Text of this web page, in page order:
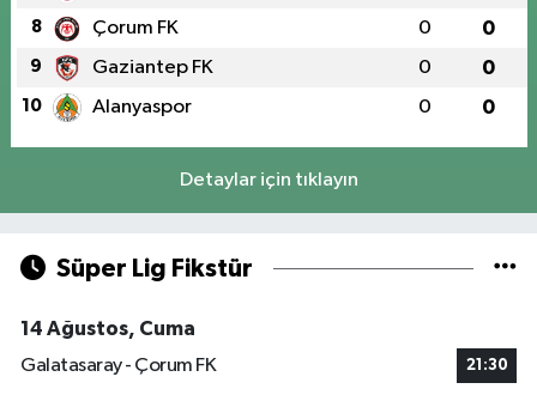
8 Çorum FK 0 0
9 Gaziantep FK 0 0
10 Alanyaspor 0 0
Detaylar için tıklayın
Süper Lig Fikstür
14 Ağustos, Cuma
Galatasaray - Çorum FK
21:30